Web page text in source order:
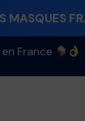
MASQUES
France